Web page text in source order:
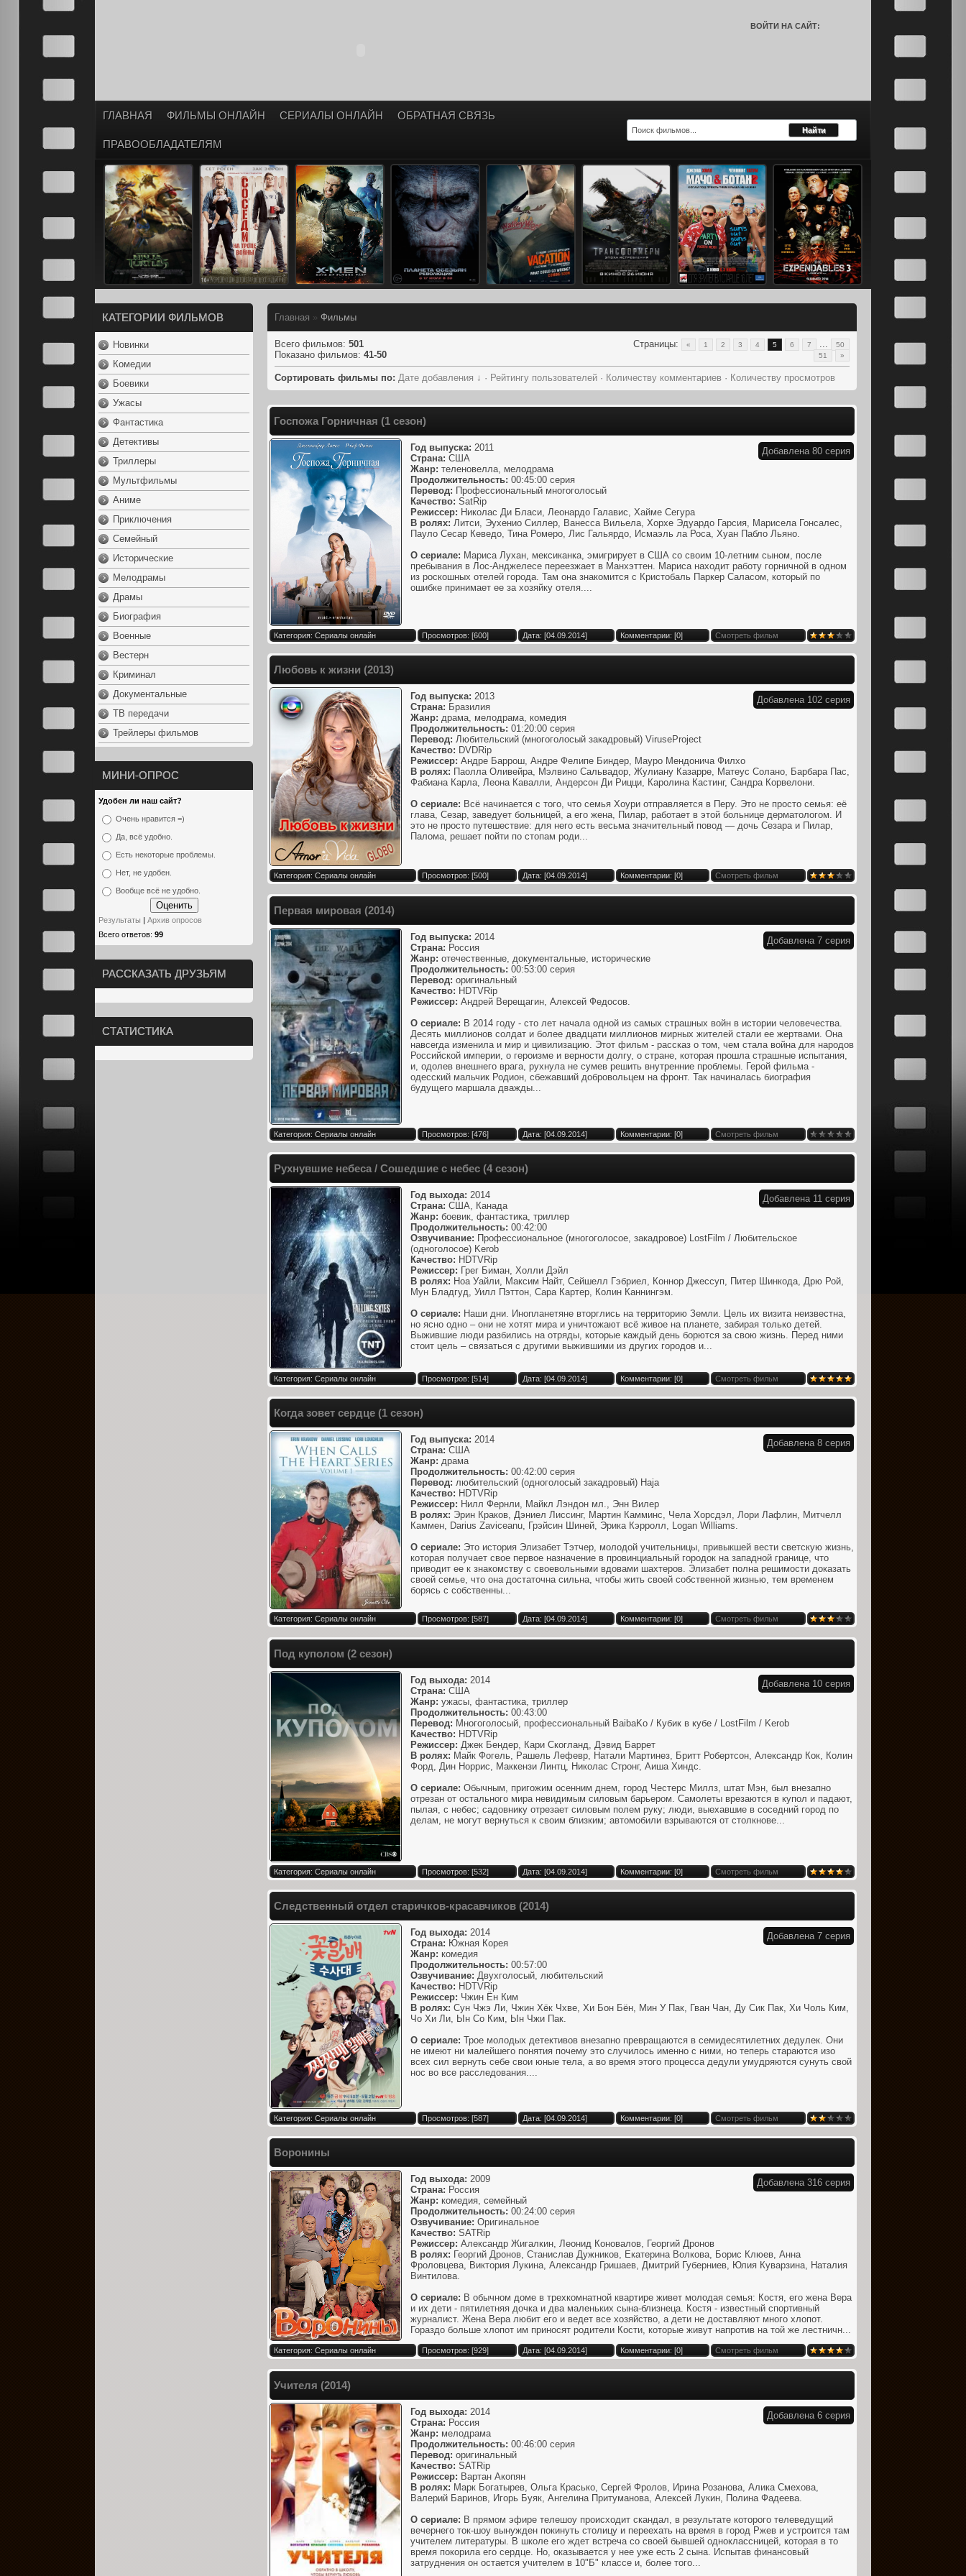
ВОЙТИ НА САЙТ:
ГЛАВНАЯ ФИЛЬМЫ ОНЛАЙН СЕРИАЛЫ ОНЛАЙН ОБРАТНАЯ СВЯЗЬ
ПРАВООБЛАДАТЕЛЯМ
КАТЕГОРИИ ФИЛЬМОВ
Новинки
Комедии
Боевики
Ужасы
Фантастика
Детективы
Триллеры
Мультфильмы
Аниме
Приключения
Семейный
Исторические
Мелодрамы
Драмы
Биография
Военные
Вестерн
Криминал
Документальные
ТВ передачи
Трейлеры фильмов
МИНИ-ОПРОС
Удобен ли наш сайт?
Очень нравится =)
Да, всё удобно.
Есть некоторые проблемы.
Нет, не удобен.
Вообще всё не удобно.
Результаты
Архив опросов
Всего ответов: 99
РАССКАЗАТЬ ДРУЗЬЯМ
СТАТИСТИКА
Главная » Фильмы
Всего фильмов: 501
Показано фильмов: 41-50
Страницы: « 1 2 3 4 5 6 7 ...
50
51
»
Сортировать фильмы по: Дате добавления ↓ · Рейтингу пользователей · Количеству комментариев · Количеству просмотров
Госпожа Горничная (1 сезон)
Добавлена 80 серия
Год выпуска: 2011
Страна: США
Жанр: теленовелла, мелодрама
Продолжительность: 00:45:00 серия
Перевод: Профессиональный многоголосый
Качество: SatRip
Режиссер: Николас Ди Бласи, Леонардо Галавис, Хайме Сегура
В ролях: Литси, Эухенио Силлер, Ванесса Вильела, Хорхе Эдуардо Гарсия, Марисела Гонсалес,
Пауло Сесар Кеведо, Тина Ромеро, Лис Гальярдо, Исмаэль ла Роса, Хуан Пабло Льяно.
О сериале: Мариса Лухан, мексиканка, эмигрирует в США со своим 10-летним сыном, после
пребывания в Лос-Анджелесе переезжает в Манхэттен. Мариса находит работу горничной в одном
из роскошных отелей города. Там она знакомится с Кристобаль Паркер Саласом, который по
ошибке принимает ее за хозяйку отеля....
Категория: Сериалы онлайн Просмотров: [600] Дата: [04.09.2014] Комментарии: [0] Смотреть фильм
Любовь к жизни (2013)
Добавлена 102 серия
Год выпуска: 2013
Страна: Бразилия
Жанр: драма, мелодрама, комедия
Продолжительность: 01:20:00 серия
Перевод: Любительский (многоголосый закадровый) ViruseProject
Качество: DVDRip
Режиссер: Андре Баррош, Андре Фелипе Биндер, Мауро Мендонича Филхо
В ролях: Паолла Оливейра, Мэлвино Сальвадор, Жулиану Казарре, Матеус Солано, Барбара Пас,
Фабиана Карла, Леона Кавалли, Андерсон Ди Рицци, Каролина Кастинг, Сандра Корвелони.
О сериале: Всё начинается с того, что семья Хоури отправляется в Перу. Это не просто семья: её
глава, Сезар, заведует больницей, а его жена, Пилар, работает в этой больнице дерматологом. И
это не просто путешествие: для него есть весьма значительный повод — дочь Сезара и Пилар,
Палома, решает пойти по стопам роди...
Категория: Сериалы онлайн Просмотров: [500] Дата: [04.09.2014] Комментарии: [0] Смотреть фильм
Первая мировая (2014)
Добавлена 7 серия
Год выпуска: 2014
Страна: Россия
Жанр: отечественные, документальные, исторические
Продолжительность: 00:53:00 серия
Перевод: оригинальный
Качество: HDTVRip
Режиссер: Андрей Верещагин, Алексей Федосов.
О сериале: В 2014 году - сто лет начала одной из самых страшных войн в истории человечества.
Десять миллионов солдат и более двадцати миллионов мирных жителей стали ее жертвами. Она
навсегда изменила и мир и цивилизацию. Этот фильм - рассказ о том, чем стала война для народов
Российской империи, о героизме и верности долгу, о стране, которая прошла страшные испытания,
и, одолев внешнего врага, рухнула не сумев решить внутренние проблемы. Герой фильма -
одесский мальчик Родион, сбежавший добровольцем на фронт. Так начиналась биография
будущего маршала дважды...
Категория: Сериалы онлайн Просмотров: [476] Дата: [04.09.2014] Комментарии: [0] Смотреть фильм
Рухнувшие небеса / Сошедшие с небес (4 сезон)
Добавлена 11 серия
Год выхода: 2014
Страна: США, Канада
Жанр: боевик, фантастика, триллер
Продолжительность: 00:42:00
Озвучивание: Профессиональное (многоголосое, закадровое) LostFilm / Любительское
(одноголосое) Kerob
Качество: HDTVRip
Режиссер: Грег Биман, Холли Дэйл
В ролях: Ноа Уайли, Максим Найт, Сейшелл Гэбриел, Коннор Джессуп, Питер Шинкода, Дрю Рой,
Мун Бладгуд, Уилл Пэттон, Сара Картер, Колин Каннингэм.
О сериале: Наши дни. Инопланетяне вторглись на территорию Земли. Цель их визита неизвестна,
но ясно одно – они не хотят мира и уничтожают всё живое на планете, забирая только детей.
Выжившие люди разбились на отряды, которые каждый день борются за свою жизнь. Перед ними
стоит цель – связаться с другими выжившими из других городов и...
Категория: Сериалы онлайн Просмотров: [514] Дата: [04.09.2014] Комментарии: [0] Смотреть фильм
Когда зовет сердце (1 сезон)
Добавлена 8 серия
Год выпуска: 2014
Страна: США
Жанр: драма
Продолжительность: 00:42:00 серия
Перевод: любительский (одноголосый закадровый) Haja
Качество: HDTVRip
Режиссер: Нилл Фернли, Майкл Лэндон мл., Энн Вилер
В ролях: Эрин Краков, Дэниел Лиссинг, Мартин Камминс, Чела Хорсдэл, Лори Лафлин, Митчелл
Каммен, Darius Zaviceanu, Грэйсин Шиней, Эрика Кэрролл, Logan Williams.
О сериале: Это история Элизабет Тэтчер, молодой учительницы, привыкшей вести светскую жизнь,
которая получает свое первое назначение в провинциальный городок на западной границе, что
приводит ее к знакомству с своевольными вдовами шахтеров. Элизабет полна решимости доказать
своей семье, что она достаточна сильна, чтобы жить своей собственной жизнью, тем временем
борясь с собственны...
Категория: Сериалы онлайн Просмотров: [587] Дата: [04.09.2014] Комментарии: [0] Смотреть фильм
Под куполом (2 сезон)
Добавлена 10 серия
Год выхода: 2014
Страна: США
Жанр: ужасы, фантастика, триллер
Продолжительность: 00:43:00
Перевод: Многоголосый, профессиональный BaibaKo / Кубик в кубе / LostFilm / Kerob
Качество: HDTVRip
Режиссер: Джек Бендер, Кари Скогланд, Дэвид Баррет
В ролях: Майк Фогель, Рашель Лефевр, Натали Мартинез, Бритт Робертсон, Александр Кок, Колин
Форд, Дин Норрис, Маккензи Линтц, Николас Стронг, Аиша Хиндс.
О сериале: Обычным, пригожим осенним днем, город Честерс Миллз, штат Мэн, был внезапно
отрезан от остального мира невидимым силовым барьером. Самолеты врезаются в купол и падают,
пылая, с небес; садовнику отрезает силовым полем руку; люди, выехавшие в соседний город по
делам, не могут вернуться к своим близким; автомобили взрываются от столкнове...
Категория: Сериалы онлайн Просмотров: [532] Дата: [04.09.2014] Комментарии: [0] Смотреть фильм
Следственный отдел старичков-красавчиков (2014)
Добавлена 7 серия
Год выхода: 2014
Страна: Южная Корея
Жанр: комедия
Продолжительность: 00:57:00
Озвучивание: Двухголосый, любительский
Качество: HDTVRip
Режиссер: Чжин Ён Ким
В ролях: Сун Чжэ Ли, Чжин Хёк Чхве, Хи Бон Бён, Мин У Пак, Гван Чан, Ду Сик Пак, Хи Чоль Ким,
Чо Хи Ли, Ын Со Ким, Ын Чжи Пак.
О сериале: Трое молодых детективов внезапно превращаются в семидесятилетних дедулек. Они
не имеют ни малейшего понятия почему это случилось именно с ними, но теперь стараются изо
всех сил вернуть себе свои юные тела, а во время этого процесса дедули умудряются сунуть свой
нос во все расследования....
Категория: Сериалы онлайн Просмотров: [587] Дата: [04.09.2014] Комментарии: [0] Смотреть фильм
Воронины
Добавлена 316 серия
Год выхода: 2009
Страна: Россия
Жанр: комедия, семейный
Продолжительность: 00:24:00 серия
Озвучивание: Оригинальное
Качество: SATRip
Режиссер: Александр Жигалкин, Леонид Коновалов, Георгий Дронов
В ролях: Георгий Дронов, Станислав Дужников, Екатерина Волкова, Борис Клюев, Анна
Фроловцева, Виктория Лукина, Александр Гришаев, Дмитрий Губерниев, Юлия Куварзина, Наталия
Винтилова.
О сериале: В обычном доме в трехкомнатной квартире живет молодая семья: Костя, его жена Вера
и их дети - пятилетняя дочка и два маленьких сына-близнеца. Костя - известный спортивный
журналист. Жена Вера любит его и ведет все хозяйство, а дети не доставляют много хлопот.
Гораздо больше хлопот им приносят родители Кости, которые живут напротив на той же лестничн...
Категория: Сериалы онлайн Просмотров: [929] Дата: [04.09.2014] Комментарии: [0] Смотреть фильм
Учителя (2014)
Добавлена 6 серия
Год выхода: 2014
Страна: Россия
Жанр: мелодрама
Продолжительность: 00:46:00 серия
Перевод: оригинальный
Качество: SATRip
Режиссер: Вартан Акопян
В ролях: Марк Богатырев, Ольга Красько, Сергей Фролов, Ирина Розанова, Алика Смехова,
Валерий Баринов, Игорь Буяк, Ангелина Притуманова, Алексей Лукин, Полина Фадеева.
О сериале: В прямом эфире телешоу происходит скандал, в результате которого телеведущий
вечернего ток-шоу вынужден покинуть столицу и переехать на время в город Ржев и устроится там
учителем литературы. В школе его ждет встреча со своей бывшей одноклассницей, которая в то
время покорила его сердце. Но, оказывается у нее уже есть 2 сына. Испытав финансовый
затруднения он остается учителем в 10"Б" классе и, более того...